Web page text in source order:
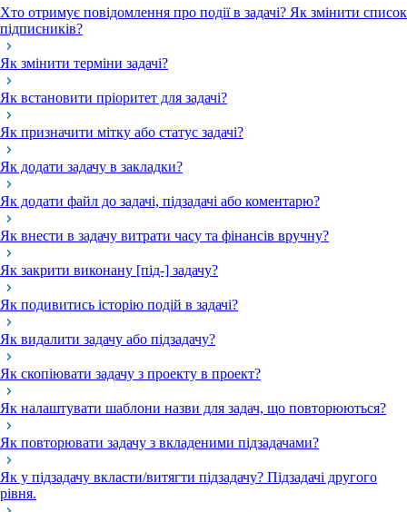
Хто отримує повідомлення про події в задачі? Як змінити список
підписників?
Як змінити терміни задачі?
Як встановити пріоритет для задачі?
Як призначити мітку або статус задачі?
Як додати задачу в закладки?
Як додати файл до задачі, підзадачі або коментарю?
Як внести в задачу витрати часу та фінансів вручну?
Як закрити виконану [під-] задачу?
Як подивитись історію подій в задачі?
Як видалити задачу або підзадачу?
Як скопіювати задачу з проекту в проект?
Як налаштувати шаблони назви для задач, що повторюються?
Як повторювати задачу з вкладеними підзадачами?
Як у підзадачу вкласти/витягти підзадачу? Підзадачі другого
рівня.